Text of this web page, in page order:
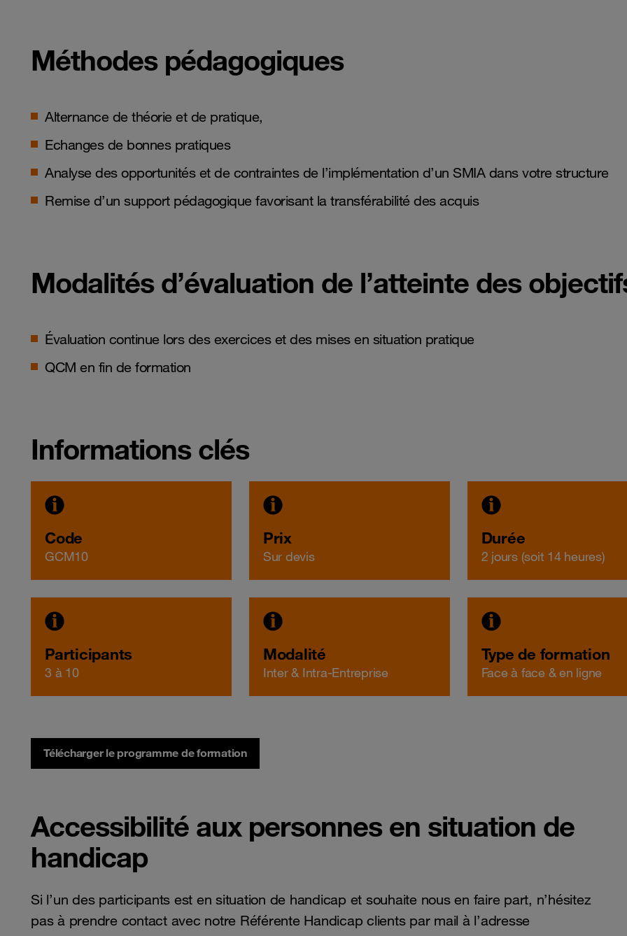
Méthodes pédagogiques
Alternance de théorie et de pratique,
Echanges de bonnes pratiques
Analyse des opportunités et de contraintes de l’implémentation d’un SMIA dans votre structure
Remise d’un support pédagogique favorisant la transférabilité des acquis
Modalités d’évaluation de l’atteinte des
Évaluation continue lors des exercices et des mises en situation pratique
QCM en fin de formation
Informations clés
Code
GCM10
Prix
Sur devis
Durée
2 jours (soit 14 heures)
Participants
3 à 10
Modalité
Inter & Intra-Entreprise
Type de formation
Face à face & en ligne
Télécharger le programme de formation
Accessibilité aux personnes en situation de
handicap
Si l’un des participants est en situation de handicap et souhaite nous en faire part, n’hésitez
pas à prendre contact avec notre Référente Handicap clients par mail à l’adresse